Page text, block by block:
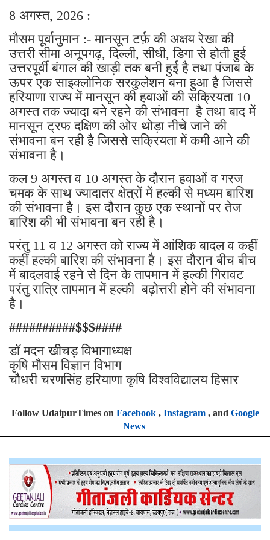
8 अगस्त, 2026 :
मौसम पूर्वानुमान :- मानसून टर्फ़ की अक्षय रेखा की
उत्तरी सीमा अनूपगढ़, दिल्ली, सीधी, डिगा से होती हुई
उत्तरपूर्वी बंगाल की खाड़ी तक बनी हुई है तथा पंजाब के
ऊपर एक साइक्लोनिक सरकुलेशन बना हुआ है जिससे
हरियाणा राज्य में मानसून की हवाओं की सक्रियता 10
अगस्त तक ज्यादा बने रहने की संभावना है तथा बाद में
मानसून ट्रफ दक्षिण की ओर थोड़ा नीचे जाने की
संभावना बन रही है जिससे सक्रियता में कमी आने की
संभावना है।
कल 9 अगस्त व 10 अगस्त के दौरान हवाओं व गरज
चमक के साथ ज्यादातर क्षेत्रों में हल्की से मध्यम बारिश
की संभावना है। इस दौरान कुछ एक स्थानों पर तेज
बारिश की भी संभावना बन रही है।
परंतु 11 व 12 अगस्त को राज्य में आंशिक बादल व कहीं
कहीं हल्की बारिश की संभावना है। इस दौरान बीच बीच
में बादलवाई रहने से दिन के तापमान में हल्की गिरावट
परंतु रात्रि तापमान में हल्की बढ़ोत्तरी होने की संभावना
है।
##########$$$####
डॉ मदन खीचड़ विभागाध्यक्ष
कृषि मौसम विज्ञान विभाग
चौधरी चरणसिंह हरियाणा कृषि विश्वविद्यालय हिसार
Follow UdaipurTimes on Facebook, Instagram, and Google
News